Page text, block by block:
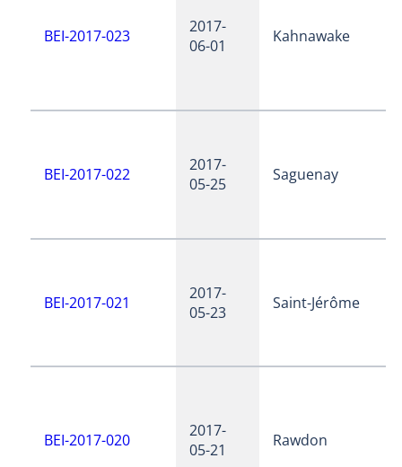
BEI-2017-023
2017-
06-01
Kahnawake
BEI-2017-022
2017-
05-25
Saguenay
BEI-2017-021
2017-
05-23
Saint-Jérôme
BEI-2017-020
2017-
05-21
Rawdon